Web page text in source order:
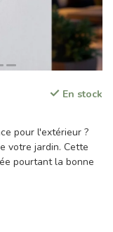
En stock
pour l'extérieur ?
votre jardin. Cette
pourtant la bonne